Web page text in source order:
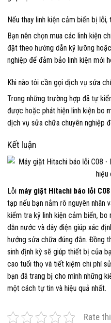
Nếu thay linh kiện cảm biến bị lỗi,
Bạn nên chọn mua các linh kiện
đặt theo hướng dẫn kỹ lưỡng
nghiệp để đảm bảo linh kiện mới
Khi nào tôi cần gọi dịch vụ sửa
Trong những trường hợp đã tự
được hoặc phát hiện linh kiện bo
dịch vụ sửa chữa chuyên nghiệp
Kết luận
Lỗi máy giặt Hitachi báo lỗi C08
tạp nếu bạn nắm rõ nguyên nhân
kiểm tra kỹ linh kiện cảm biến, bo
dẫn nước và dây điện giúp xác
hướng sửa chữa đúng đắn. Đồng
sinh định kỳ sẽ giúp thiết bị của
cao tuổi thọ và tiết kiệm chi phí
bạn đã trang bị cho mình những
một cách tự tin và hiệu quả nhất.
Rate